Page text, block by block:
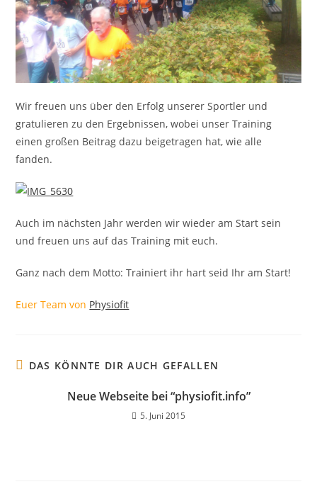
Wir freuen uns über den Erfolg unserer Sportler und
gratulieren zu den Ergebnissen, wobei unser Training
einen großen Beitrag dazu beigetragen hat, wie alle
fanden.
Auch im nächsten Jahr werden wir wieder am Start sein
und freuen uns auf das Training mit euch.
Ganz nach dem Motto: Trainiert ihr hart seid Ihr am Start!
Euer Team von Physiofit
DAS KÖNNTE DIR AUCH GEFALLEN
Neue Webseite bei “physiofit.info”
5. Juni 2015